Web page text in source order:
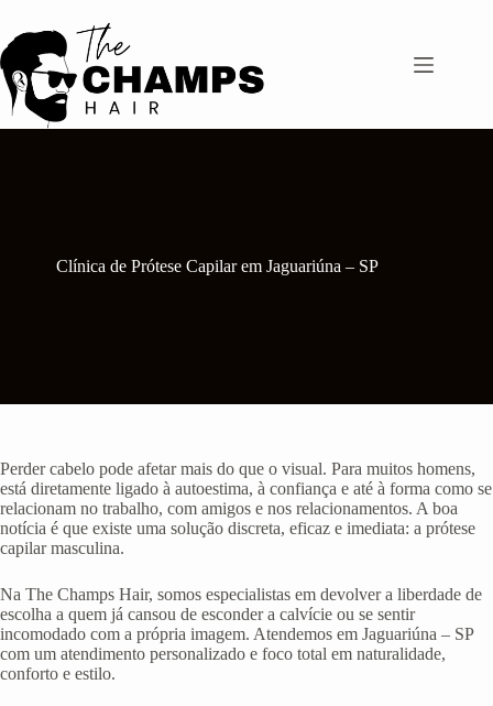
para
o
conteúdo
Clínica de Prótese Capilar em Jaguariúna – SP
Perder cabelo pode afetar mais do que o visual. Para muitos homens,
está diretamente ligado à autoestima, à confiança e até à forma como se
relacionam no trabalho, com amigos e nos relacionamentos. A boa
notícia é que existe uma solução discreta, eficaz e imediata: a prótese
capilar masculina.
Na The Champs Hair, somos especialistas em devolver a liberdade de
escolha a quem já cansou de esconder a calvície ou se sentir
incomodado com a própria imagem. Atendemos em Jaguariúna – SP
com um atendimento personalizado e foco total em naturalidade,
conforto e estilo.